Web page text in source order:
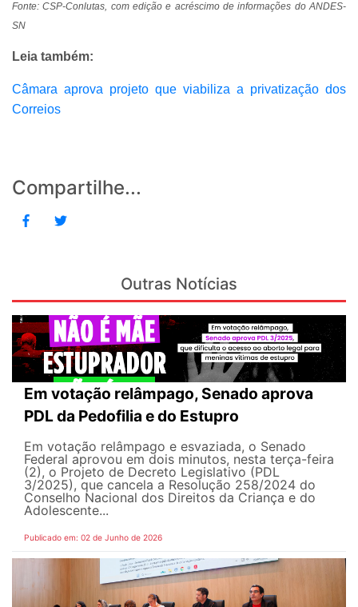
Fonte: CSP-Conlutas, com edição e acréscimo de informações do ANDES-
SN
Leia também:
Câmara aprova projeto que viabiliza a privatização dos
Correios
Compartilhe...
Outras Notícias
Em votação relâmpago, Senado aprova
PDL da Pedofilia e do Estupro
Em votação relâmpago e esvaziada, o Senado
Federal aprovou em dois minutos, nesta terça-feira
(2), o Projeto de Decreto Legislativo (PDL
3/2025), que cancela a Resolução 258/2024 do
Conselho Nacional dos Direitos da Criança e do
Adolescente...
Publicado em: 02 de Junho de 2026